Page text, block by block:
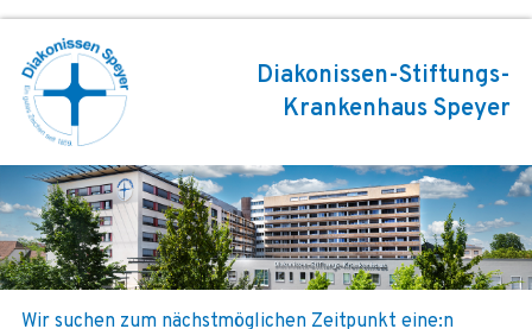
Diakonissen-Stiftungs-
Krankenhaus Speyer
Wir suchen zum nächstmöglichen Zeitpunkt eine:n